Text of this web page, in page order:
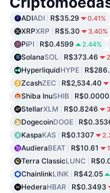
ADIADI R$35.29 0.41%
XRPXRP R$5.30 3.40%
PiPI R$0.4599 2.44%
SolanaSOL R$373.46
HyperliquidHYPE
ZcashZEC R$2,534.40
Shiba InuSHIB
StellarXLM R$0.8246
DogecoinDOGE
KaspaKAS R$0.1307
AudieraBEAT R$10.61
Terra ClassicLUNC
ChainlinkLINK R$42.05
HederaHBAR R$0.3493